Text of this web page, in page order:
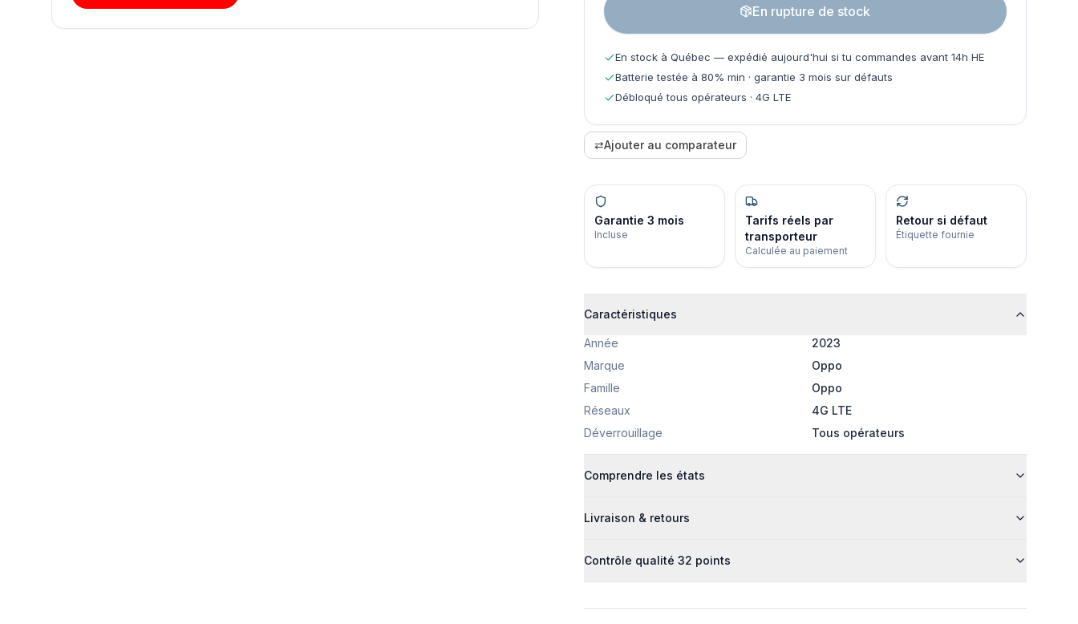
En rupture de stock
En stock à Québec — expédié aujourd'hui si tu commandes avant 14h HE
Batterie testée à 80% min · garantie 3 mois sur défauts
Débloqué tous opérateurs · 4G LTE
⇄Ajouter au comparateur
Garantie 3 mois
Incluse
Tarifs réels par
transporteur
Calculée au paiement
Retour si défaut
Étiquette fournie
Caractéristiques
Année
2023
Marque
Oppo
Famille
Oppo
Réseaux
4G LTE
Déverrouillage
Tous opérateurs
Comprendre les états
Livraison & retours
Contrôle qualité 32 points